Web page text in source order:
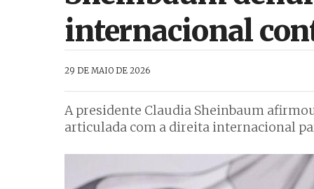
internacional
29 DE MAIO DE 2026
A presidente Claudia Sheinbaum
articulada com a direita internacional